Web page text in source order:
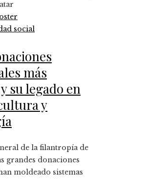
social
más
su legado en
y
de la filantropía de
grandes donaciones
moldeado sistemas